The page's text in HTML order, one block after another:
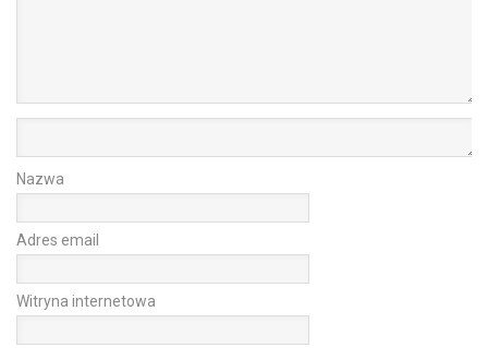
Nazwa
Adres email
Witryna internetowa